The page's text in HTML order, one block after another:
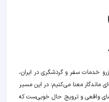
خدمات سفر و گردشگری در ایران،
ماندگار معنا می‌کنیم؛ در این مسیر‍
واقعی و ترویج حال خوبی‌ست که